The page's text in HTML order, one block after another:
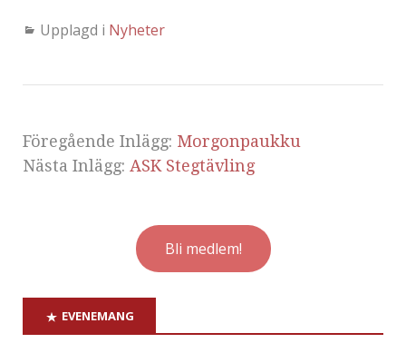
Upplagd i Nyheter
Föregående Inlägg: Morgonpaukku
Nästa Inlägg: ASK Stegtävling
Bli medlem!
EVENEMANG